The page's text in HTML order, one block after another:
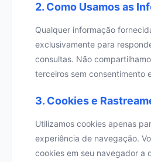
2. Como Usamos as
Qualquer informação
exclusivamente para
consultas. Não
terceiros sem consentimento
3. Cookies e
Utilizamos cookies apenas
experiência de navegação.
cookies em seu navegador a